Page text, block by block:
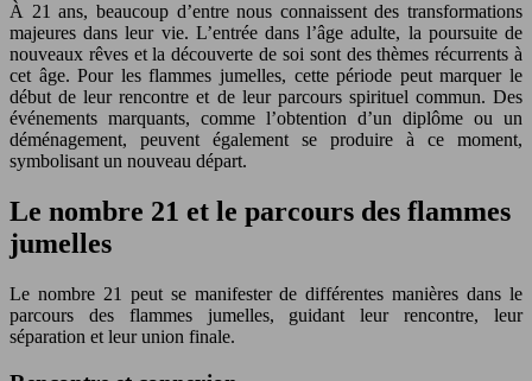
À 21 ans, beaucoup d’entre nous connaissent des transformations
majeures dans leur vie. L’entrée dans l’âge adulte, la poursuite de
nouveaux rêves et la découverte de soi sont des thèmes récurrents à
cet âge. Pour les flammes jumelles, cette période peut marquer le
début de leur rencontre et de leur parcours spirituel commun. Des
événements marquants, comme l’obtention d’un diplôme ou un
déménagement, peuvent également se produire à ce moment,
symbolisant un nouveau départ.
Le nombre 21 et le parcours des flammes
jumelles
Le nombre 21 peut se manifester de différentes manières dans le
parcours des flammes jumelles, guidant leur rencontre, leur
séparation et leur union finale.